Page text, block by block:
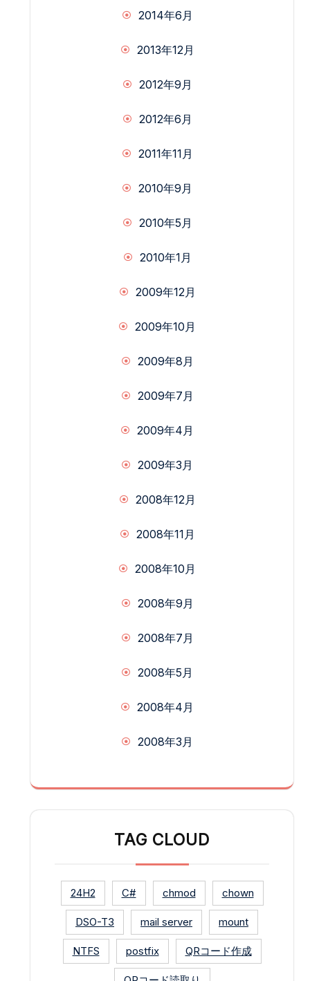
2014年6月
2013年12月
2012年9月
2012年6月
2011年11月
2010年9月
2010年5月
2010年1月
2009年12月
2009年10月
2009年8月
2009年7月
2009年4月
2009年3月
2008年12月
2008年11月
2008年10月
2008年9月
2008年7月
2008年5月
2008年4月
2008年3月
TAG CLOUD
24H2 C# chmod chown
DSO-T3 mail server mount
NTFS postfix QRコード作成